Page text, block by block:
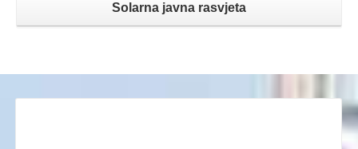
Solarna javna rasvjeta